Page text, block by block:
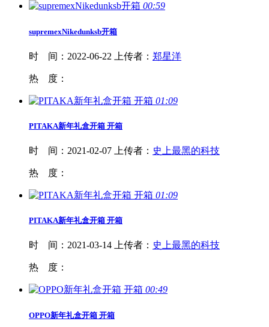
00:59
supremexNikedunksb开箱
时 间： 2022-06-22 上传者： 郑星洋
热 度：
01:09
PITAKA新年礼盒开箱 开箱
时 间： 2021-02-07 上传者： 史上最黑的科技
热 度：
01:09
PITAKA新年礼盒开箱 开箱
时 间： 2021-03-14 上传者： 史上最黑的科技
热 度：
00:49
OPPO新年礼盒开箱 开箱